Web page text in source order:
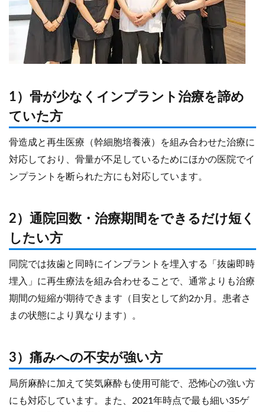
1）骨が少なくインプラント治療を諦め
ていた方
骨造成と再生医療（幹細胞培養液）を組み合わせた治療に
対応しており、骨量が不足しているためにほかの医院でイ
ンプラントを断られた方にも対応しています。
2）通院回数・治療期間をできるだけ短く
したい方
同院では抜歯と同時にインプラントを埋入する「抜歯即時
埋入」に再生療法を組み合わせることで、通常よりも治療
期間の短縮が期待できます（目安として約2か月。患者さ
まの状態により異なります）。
3）痛みへの不安が強い方
局所麻酔に加えて笑気麻酔も使用可能で、恐怖心の強い方
にも対応しています。また、2021年時点で最も細い35ゲ